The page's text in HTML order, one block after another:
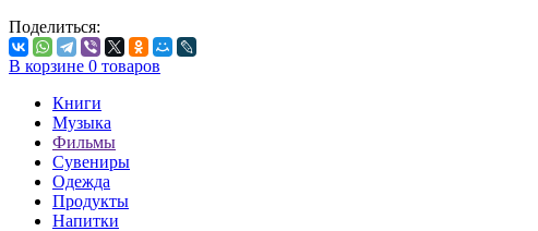
Поделиться:
В корзине 0 товаров
Книги
Музыка
Фильмы
Сувениры
Одежда
Продукты
Напитки